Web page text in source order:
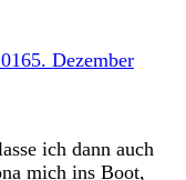
5. Dezember
ich dann auch
mich ins Boot,